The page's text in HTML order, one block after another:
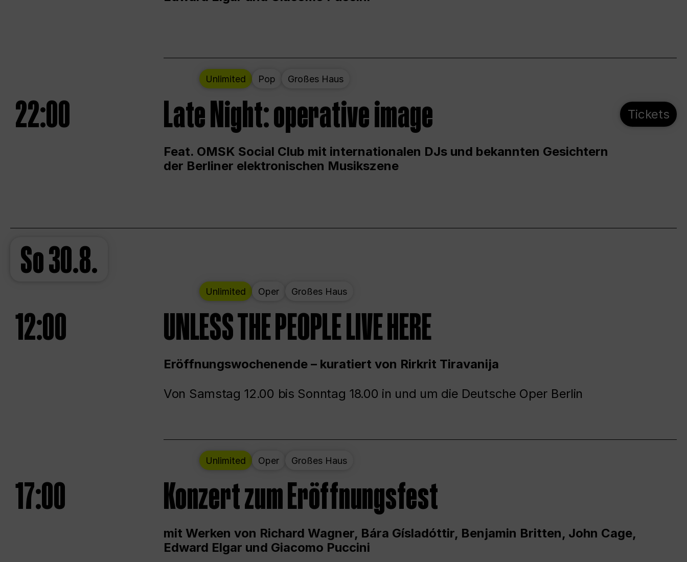
Unlimited Pop Großes Haus
22:00 Late Night: operative image
Feat. OMSK Social Club mit internationalen DJs und bekannten Gesichtern
der Berliner elektronischen Musikszene
Tickets
So30.8.
Unlimited Oper Großes Haus
12:00 UNLESS THE PEOPLE LIVE HERE
Eröffnungswochenende – kuratiert von Rirkrit Tiravanija
Von Samstag 12.00 bis Sonntag 18.00 in und um die Deutsche Oper Berlin
Unlimited Oper Großes Haus
17:00 Konzert zum Eröffnungsfest
mit Werken von Richard Wagner, Bára Gísladóttir, Benjamin Britten, John Cage,
Edward Elgar und Giacomo Puccini